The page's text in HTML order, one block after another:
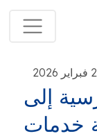
إلى
خدمات